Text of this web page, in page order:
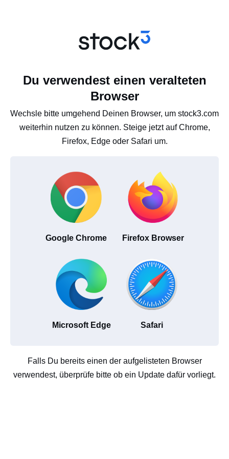
Du verwendest einen veralteten
Browser
Wechsle bitte umgehend Deinen Browser, um stock3.com
weiterhin nutzen zu können. Steige jetzt auf Chrome,
Firefox, Edge oder Safari um.
Google Chrome Firefox Browser
Microsoft Edge Safari
Falls Du bereits einen der aufgelisteten Browser
verwendest, überprüfe bitte ob ein Update dafür vorliegt.